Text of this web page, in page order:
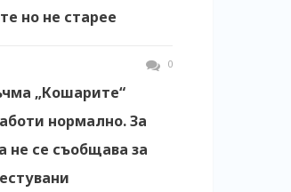
но не старее
0
„Кошарите“
нормално. За
не се съобщава за